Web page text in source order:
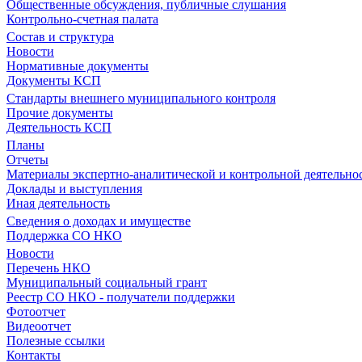
Общественные обсуждения, публичные слушания
Контрольно-счетная палата
Состав и структура
Новости
Нормативные документы
Документы КСП
Стандарты внешнего муниципального контроля
Прочие документы
Деятельность КСП
Планы
Отчеты
Материалы экспертно-аналитической и контрольной
Доклады и выступления
Иная деятельность
Сведения о доходах и имуществе
Поддержка СО НКО
Новости
Перечень НКО
Муниципальный социальный грант
Реестр СО НКО - получатели поддержки
Фотоотчет
Видеоотчет
Полезные ссылки
Контакты